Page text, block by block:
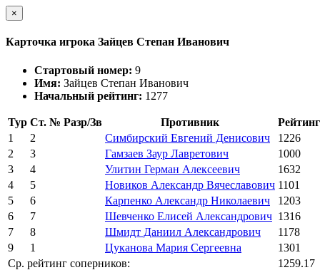
×
Карточка игрока Зайцев Степан Иванович
Стартовый номер: 9
Имя: Зайцев Степан Иванович
Начальный рейтинг: 1277
Тур Ст. № Разр/Зв Противник
Рейтинг
1
2 Симбирский Евгений Денисович
1226
2
3 Гамзаев Заур Лавретович
1000
3
4 Улитин Герман Алексеевич
1632
4
5 Новиков Александр Вячеславович 1101
5
6 Карпенко Александр Николаевич
1203
6
7 Шевченко Елисей Александрович 1316
7
8 Шмидт Даниил Александрович
1178
9
1 Цуканова Мария Сергеевна
1301
Ср. рейтинг соперников:
1259.17